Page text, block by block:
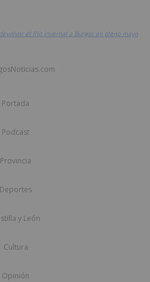
el frío invernal a Burgos en pleno mayo
Portada
Podcast
Provincia
Deportes
y León
Cultura
Opinión